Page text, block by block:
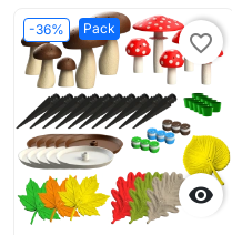
-36% Pack

favorite_border